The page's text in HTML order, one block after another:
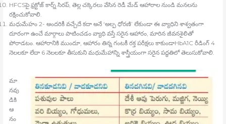
HFCSపై ఫ్రక్టోజ్‍ కార్న్ సిరప్‍, తెల్ల చక్కెరలు వేసిన రెడీ మేడ్‍ ఆహారాల నుండి మనలను
రక్షించుకోవాలి.
మధుమేహం 2- అందరికీ వచ్చేదే కదా అనే ‘అల్ప ధోరణి’ లేకుండా ఈ వ్యాధిని శాశ్వతంగా
దూరంగా ఉంచే మార్గాలు పాటించడం వ్యాధి వస్తే సరైన ఆహారం, మారిన జీవనశైలితో
పోరాడటం. ఆహారానికి ముందూ, ఆహారం తిన్న గంటకీ రక్త పరీక్షలు కాకుండాHbA1C రీడింగ్‍ 4
నెలలకూ లేదా 6 నెలలకూ తీసుకుని మధుమేహాన్ని శాస్త్రీయంగా సరైన పద్ధతిలో తెలుసుకోవాలి.
మా
నవు
డికి
ఆ
నం